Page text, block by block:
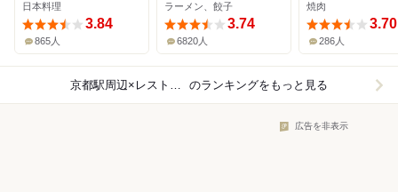
日本料理
3.84
865人
ラーメン、餃子
3.74
6820人
焼肉
3.70
286人
京都駅周辺×レストラン のランキングをもっと見る
広告を非表示